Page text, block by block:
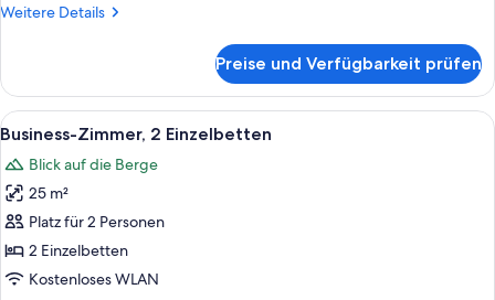
anzeigen
Weitere Details
Weitere
Zimmer,
1 King-
Bett
Schlafsofa
Preise und Verfügbarkeit prüfen
Alle
Fotos
für
Business-
Zimmer,
2 Einzelbetten
anzeigen
Ein Hotelzimmer mit zwei Betten,
7
Business-Zimmer, 2 Einzelbetten
Blick auf die Berge
25 m²
Platz für 2 Personen
2 Einzelbetten
Kostenloses WLAN